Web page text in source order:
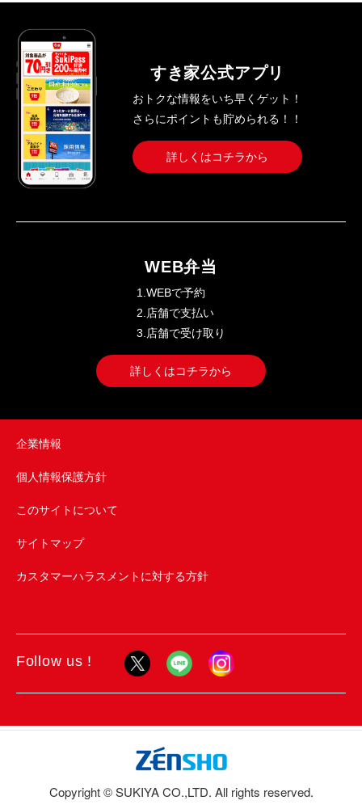
すき家公式アプリ
おトクな情報をいち早くゲット！
さらにポイントも貯められる！！
詳しくはコチラから
WEB弁当
1.WEBで予約
2.店舗で支払い
3.店舗で受け取り
詳しくはコチラから
企業情報
個人情報保護方針
このサイトについて
サイトマップ
カスタマーハラスメントに対する方針
Follow us !
Copyright © SUKIYA CO.,LTD. All rights reserved.